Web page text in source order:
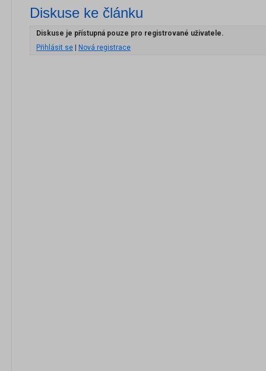
Diskuse ke článku
Diskuse je přístupná pouze pro registrované uživatele.
Přihlásit se
Nová registrace